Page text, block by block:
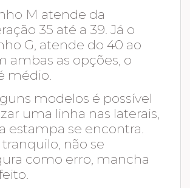
M atende da
35 até a 39. Já o
G, atende do 40 ao
ambas as opções, o
médio.
modelos é possível
uma linha nas laterais,
estampa se encontra.
não se
como erro, mancha